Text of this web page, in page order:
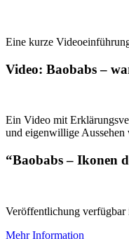
Eine kurze
Video: Baobabs –
Ein Video mit
und eigenwillige Aussehen
“Baobabs – Ikonen
Veröffentlichung verfügbar
Mehr Information